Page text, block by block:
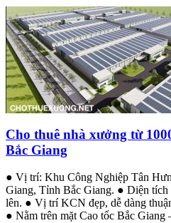
Cho thuê nhà xưởng từ
Bắc Giang
● Vị trí: Khu Công Nghiệp Tân
Giang, Tỉnh Bắc Giang. ● Diện tích
lên. ● Vị trí KCN đẹp, dễ dàng
● Nằm trên mặt Cao tốc Bắc Giang